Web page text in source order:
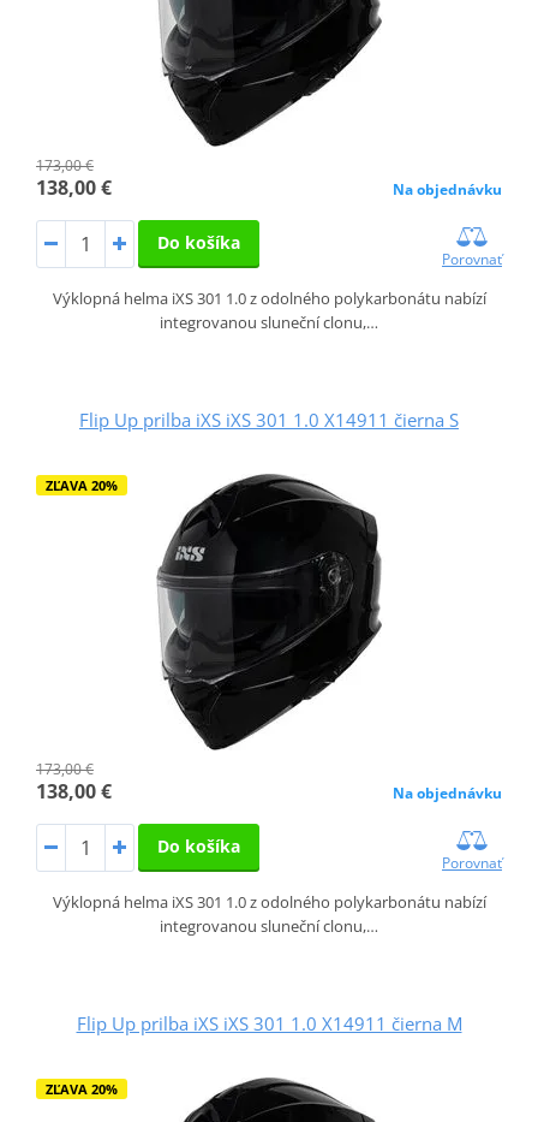
173,00 €
138,00 € Na objednávku
Do košíka
Porovnať
Výklopná helma iXS 301 1.0 z odolného polykarbonátu nabízí
integrovanou sluneční clonu,…
Flip Up prilba iXS iXS 301 1.0 X14911 čierna S
ZĽAVA 20%
173,00 €
138,00 € Na objednávku
Do košíka
Porovnať
Výklopná helma iXS 301 1.0 z odolného polykarbonátu nabízí
integrovanou sluneční clonu,…
Flip Up prilba iXS iXS 301 1.0 X14911 čierna M
ZĽAVA 20%